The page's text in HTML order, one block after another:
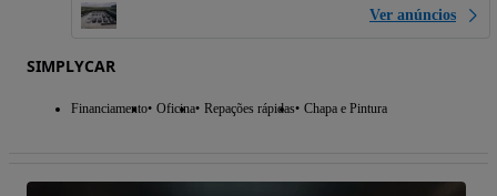
Ver anúncios
SIMPLYCAR
Financiamento Oficina Repações rápidas Chapa e Pintura